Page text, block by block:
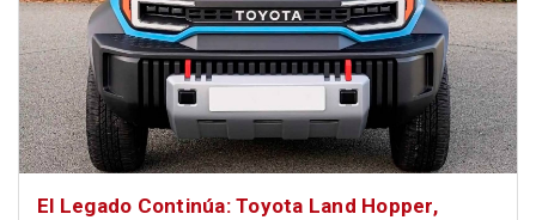
El Legado Continúa: Toyota Land Hopper,